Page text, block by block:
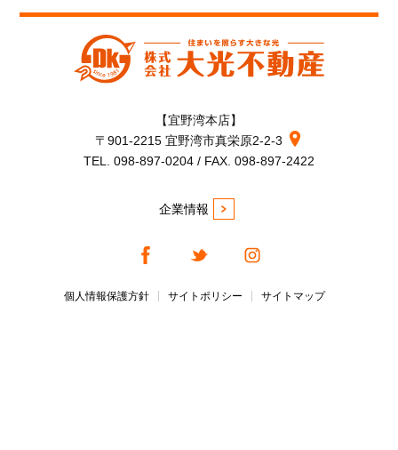
【宜野湾本店】
〒901-2215 宜野湾市真栄原2-2-3
TEL. 098-897-0204 / FAX. 098-897-2422
企業情報
個人情報保護方針 サイトポリシー サイトマップ